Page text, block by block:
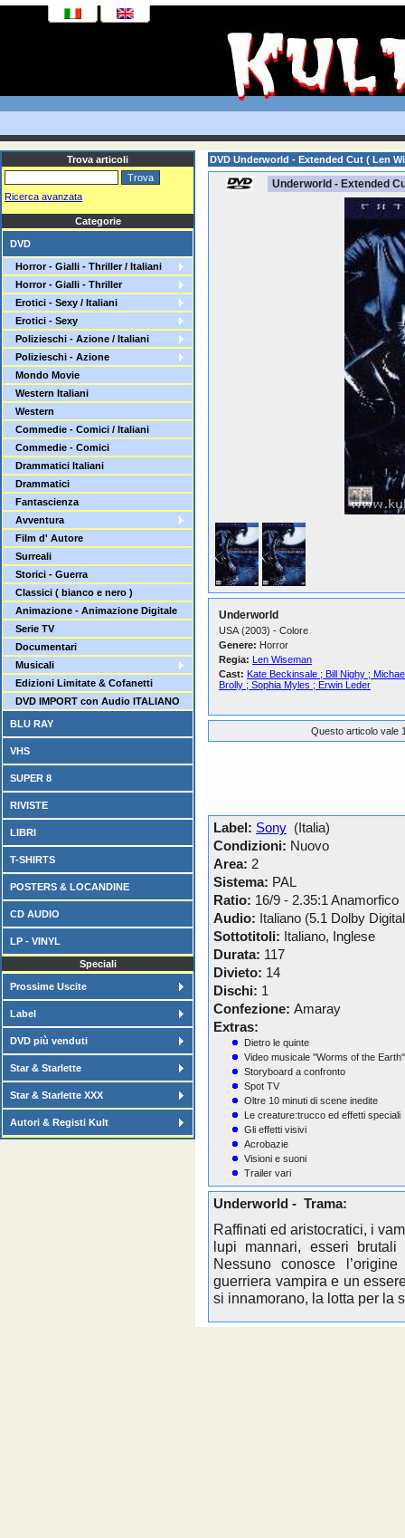
Trova articoli
Ricerca avanzata
Categorie
DVD
Horror - Gialli - Thriller / Italiani
Horror - Gialli - Thriller
Erotici - Sexy / Italiani
Erotici - Sexy
Polizieschi - Azione / Italiani
Polizieschi - Azione
Mondo Movie
Western Italiani
Western
Commedie - Comici / Italiani
Commedie - Comici
Drammatici Italiani
Drammatici
Fantascienza
Avventura
Film d' Autore
Surreali
Storici - Guerra
Classici ( bianco e nero )
Animazione - Animazione Digitale
Serie TV
Documentari
Musicali
Edizioni Limitate & Cofanetti
DVD IMPORT con Audio ITALIANO
BLU RAY
VHS
SUPER 8
RIVISTE
LIBRI
T-SHIRTS
POSTERS & LOCANDINE
CD AUDIO
LP - VINYL
Speciali
Prossime Uscite
Label
DVD più venduti
Star & Starlette
Star & Starlette XXX
Autori & Registi Kult
DVD Underworld - Extended Cut ( Len
Underworld - Extended
Underworld
USA (2003) - Colore
Genere: Horror
Regia: Len Wiseman
Cast: Kate Beckinsale ; Bill Nighy ;
Brolly ; Sophia Myles ; Erwin Leder
Questo articolo vale
Label: Sony (Italia)
Condizioni: Nuovo
Area: 2
Sistema: PAL
Ratio: 16/9 - 2.35:1 Anamorfico
Audio: Italiano (5.1 Dolby
Sottotitoli: Italiano, Inglese
Durata: 117
Divieto: 14
Dischi: 1
Confezione: Amaray
Extras:
Dietro le quinte
Video musicale ''Worms of the
Storyboard a confronto
Spot TV
Oltre 10 minuti di scene inedite
Le creature:trucco ed effetti speciali
Gli effetti visivi
Acrobazie
Visioni e suoni
Trailer vari
Underworld - Trama:
Raffinati ed aristocratici, i
lupi mannari, esseri
Nessuno conosce
guerriera vampira e un
si innamorano, la lotta per la